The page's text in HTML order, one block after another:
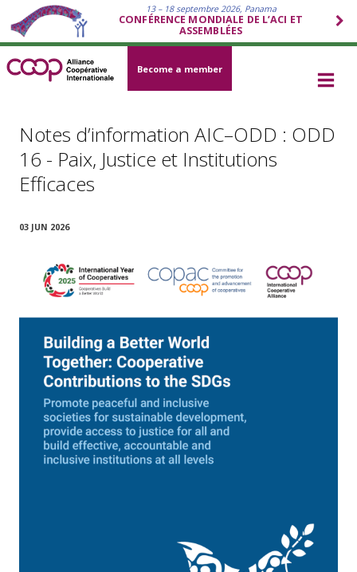
13 – 18 septembre 2026, Panama
CONFÉRENCE MONDIALE DE L’ACI ET
ASSEMBLÉES
Become a member
Notes d’information AIC–ODD : ODD
16 - Paix, Justice et Institutions
Efficaces
03 JUN 2026